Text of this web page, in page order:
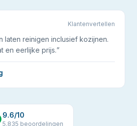
Klantenvertellen
laten reinigen inclusief kozijnen.
en eerlijke prijs.”
9.6/10
5.835 beoordelingen